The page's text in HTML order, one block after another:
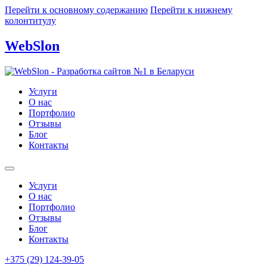
Перейти к основному содержанию Перейти к нижнему
колонтитулу
WebSlon
Услуги
О нас
Портфолио
Отзывы
Блог
Контакты
Услуги
О нас
Портфолио
Отзывы
Блог
Контакты
+375 (29) 124-39-05